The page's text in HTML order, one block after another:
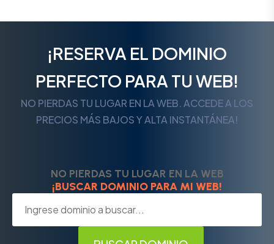
¡RESERVA EL DOMINIO
PERFECTO PARA TU WEB!
NO PIERDAS TU LUGAR EN LA WEB. ACCEDE A LOS
PRECIOS MÁS BAJOS Y ALTA INSTANTÁNEA!
NO PIERDAS TU LUGAR EN LA WEB
¡BUSCAR DOMINIO PARA MI WEB!